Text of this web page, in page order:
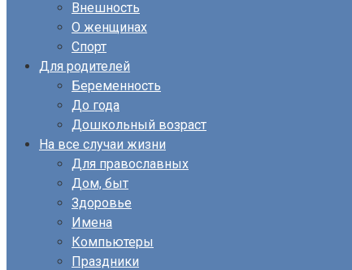
Внешность
О женщинах
Спорт
Для родителей
Беременность
До года
Дошкольный возраст
На все случаи жизни
Для православных
Дом, быт
Здоровье
Имена
Компьютеры
Праздники